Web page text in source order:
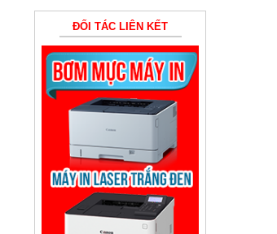
ĐỐI TÁC LIÊN KẾT